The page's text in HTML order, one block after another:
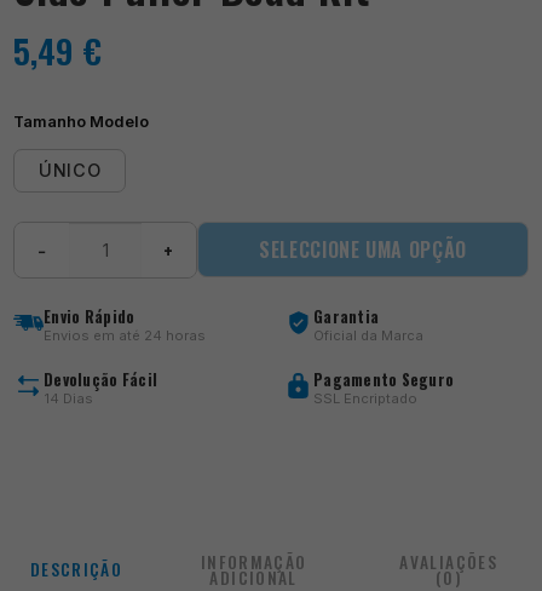
5,49 €
Tamanho Modelo
ÚNICO
Bead
− + SELECCIONE UMA OPÇÃO
Envio Rápido
Envios em até 24 horas
Garantia
Oficial da Marca
Devolução Fácil
14 Dias
Pagamento Seguro
SSL Encriptado
DESCRIÇÃO INFORMAÇÃO
ADICIONAL
AVALIAÇÕES
(0)